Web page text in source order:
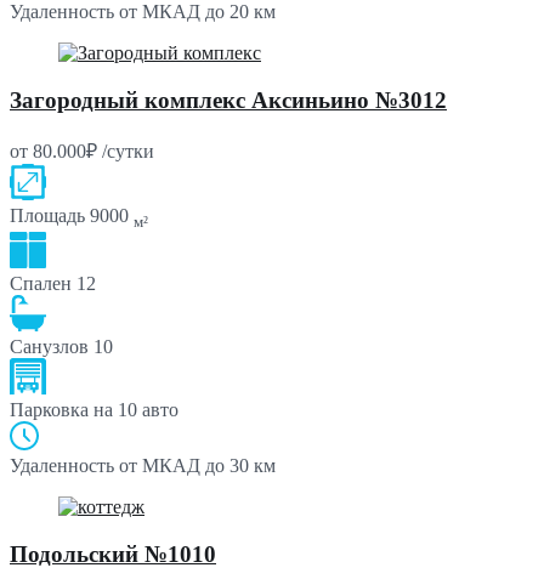
Удаленность от МКАД до 20 км
Загородный комплекс Аксиньино №3012
от 80.000₽ /сутки
Площадь 9000 м²
Спален 12
Санузлов 10
Парковка на 10 авто
Удаленность от МКАД до 30 км
Подольский №1010